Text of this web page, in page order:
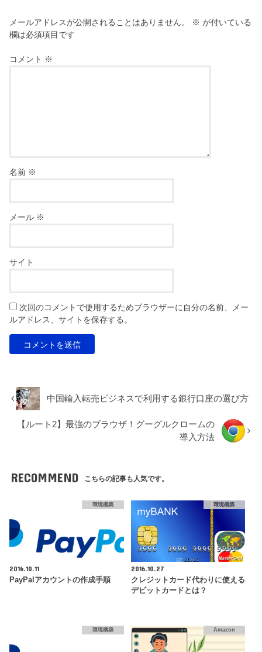
メールアドレスが公開されることはありません。 ※ が付いている
欄は必須項目です
コメント ※
名前 ※
メール ※
サイト
次回のコメントで使用するためブラウザーに自分の名前、メー
ルアドレス、サイトを保存する。
中国輸入転売ビジネスで利用する銀行口座の選び方
【ルート2】最強のブラウザ！グーグルクロームの
導入方法
RECOMMEND こちらの記事も人気です。
環境構築
2016.10.11
PayPalアカウントの作成手順
環境構築
2016.10.27
クレジットカード代わりに使える
デビットカードとは？
環境構築 Amazon